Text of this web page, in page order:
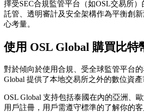
擇受SEC合規監管平台（如OSL交易所
託管、透明審計及安全架構作為平衡創
心考量。
使用 OSL Global 購買比特
對於傾向於使用合規、受全球監管平台
Global 提供了本地交易所之外的數位資產
OSL Global 支持包括泰國在內的亞洲、
用戶註冊，用戶需遵守標準的了解你的